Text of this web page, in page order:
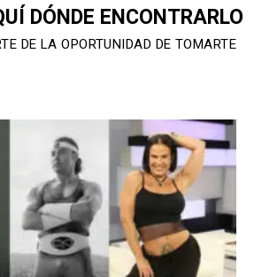
DÓNDE ENCONTRARLO
DE LA OPORTUNIDAD DE TOMARTE